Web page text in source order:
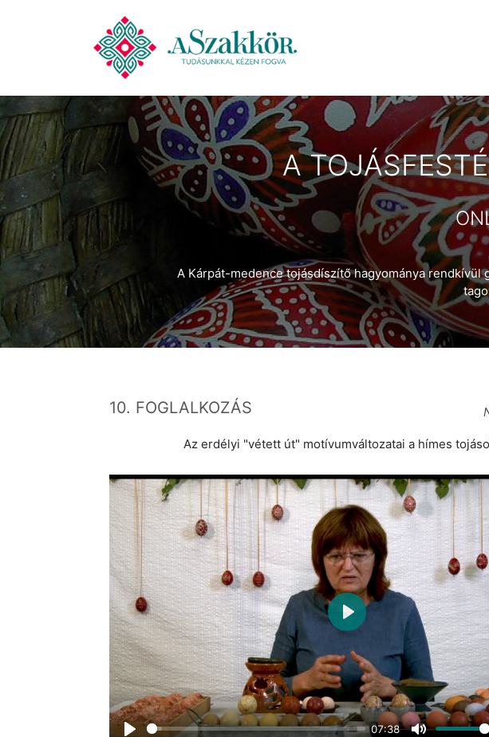
A
A Kárpát-medence tojásdíszítő hagyománya
10. FOGLALKOZÁS
Az erdélyi "vétett út" motívumváltozatai a hímes
07:38
Play